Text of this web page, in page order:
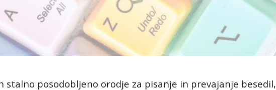
stalno posodobljeno orodje za pisanje in prevajanje besedil,